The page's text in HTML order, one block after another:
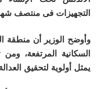
التجهيزات فى منتصف
وأوضح الوزير أن منطقة
السكانية المرتفعة،
يمثل أولوية لتحقيق